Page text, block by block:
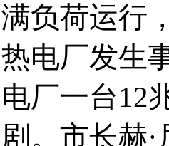
负荷运行
电厂发生
厂一台12
。市长赫